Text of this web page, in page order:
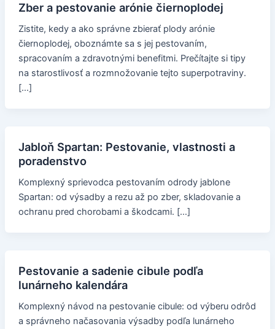
Zber a pestovanie arónie čiernoplodej
Zistite, kedy a ako správne zbierať plody arónie
čiernoplodej, oboznámte sa s jej pestovaním,
spracovaním a zdravotnými benefitmi. Prečítajte si tipy
na starostlivosť a rozmnožovanie tejto superpotraviny.
[…]
Jabloň Spartan: Pestovanie, vlastnosti a
poradenstvo
Komplexný sprievodca pestovaním odrody jablone
Spartan: od výsadby a rezu až po zber, skladovanie a
ochranu pred chorobami a škodcami. […]
Pestovanie a sadenie cibule podľa
lunárneho kalendára
Komplexný návod na pestovanie cibule: od výberu odrôd
a správneho načasovania výsadby podľa lunárneho